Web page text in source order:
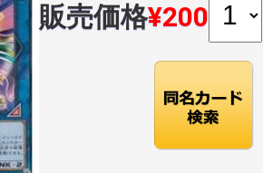
販売価格¥200